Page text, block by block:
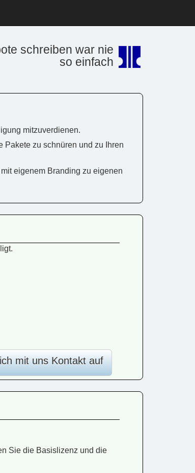
schreiben war nie
so einfach
mitzuverdienen.
zu schnüren und zu Ihren
eigenem Branding zu eigenen
mit uns Kontakt auf
Sie die Basislizenz und die